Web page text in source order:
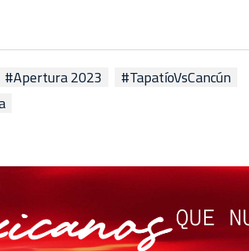
#Apertura 2023
#TapatíoVsCancún